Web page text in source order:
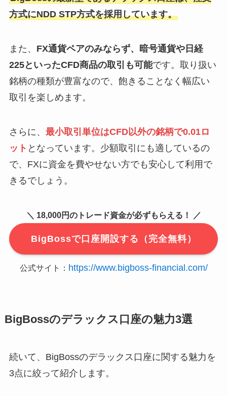
方式にNDD STP方式を採用しています。
また、 FX通貨ペアのみならず、暗号通貨や日経
225といったCFD商品の取引も可能です。取り扱い
銘柄の種類が豊富なので、飽きることなく幅広い
取引を楽しめます。
さらに、 最小取引単位はCFD以外の銘柄で0.01ロ
ット となっています。少額取引にも適しているの
で、FXに資金を費やせない方でも安心して利用で
きるでしょう。
＼ 18,000円のトレード資金が必ずもらえる！ ／
BigBossで口座開設する（完全無料）
公式サイト： https://www.bigboss-financial.com/
BigBossのデラックス口座の魅力3選
続いて、BigBossのデラックス口座に関する魅力を
3点に絞って紹介します。